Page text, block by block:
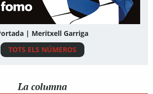
| Meritxell Garriga
TOTS ELS NÚMEROS
La columna